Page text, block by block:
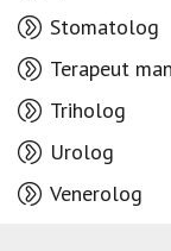
Stomatolog
Terapeut
Triholog
Urolog
Venerolog